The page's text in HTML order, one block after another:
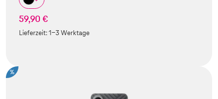
59,90 €
Lieferzeit:1-3 Werktage
%